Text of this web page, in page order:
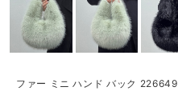
ファー ミニ ハンド バック 226649